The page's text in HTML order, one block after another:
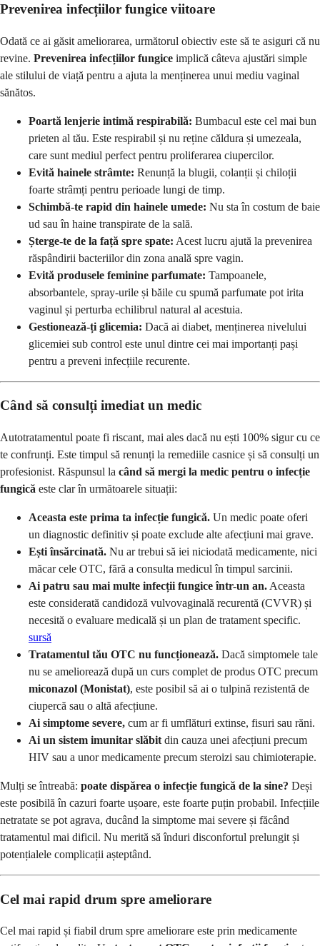
Prevenirea infecțiilor fungice viitoare
Odată ce ai găsit ameliorarea, următorul obiectiv este să te asiguri că nu
revine. Prevenirea infecțiilor fungice implică câteva ajustări simple
ale stilului de viață pentru a ajuta la menținerea unui mediu vaginal
sănătos.
Poartă lenjerie intimă respirabilă: Bumbacul este cel mai bun
prieten al tău. Este respirabil și nu reține căldura și umezeala,
care sunt mediul perfect pentru proliferarea ciupercilor.
Evită hainele strâmte: Renunță la blugii, colanții și chiloții
foarte strâmți pentru perioade lungi de timp.
Schimbă-te rapid din hainele umede: Nu sta în costum de baie
ud sau în haine transpirate de la sală.
Șterge-te de la față spre spate: Acest lucru ajută la prevenirea
răspândirii bacteriilor din zona anală spre vagin.
Evită produsele feminine parfumate: Tampoanele,
absorbantele, spray-urile și băile cu spumă parfumate pot irita
vaginul și perturba echilibrul natural al acestuia.
Gestionează-ți glicemia: Dacă ai diabet, menținerea nivelului
glicemiei sub control este unul dintre cei mai importanți pași
pentru a preveni infecțiile recurente.
Când să consulți imediat un medic
Autotratamentul poate fi riscant, mai ales dacă nu ești 100% sigur cu ce
te confrunți. Este timpul să renunți la remediile casnice și să consulți un
profesionist. Răspunsul la când să mergi la medic pentru o infecție
fungică este clar în următoarele situații:
Aceasta este prima ta infecție fungică. Un medic poate oferi
un diagnostic definitiv și poate exclude alte afecțiuni mai grave.
Ești însărcinată. Nu ar trebui să iei niciodată medicamente, nici
măcar cele OTC, fără a consulta medicul în timpul sarcinii.
Ai patru sau mai multe infecții fungice într-un an. Aceasta
este considerată candidoză vulvovaginală recurentă (CVVR) și
necesită o evaluare medicală și un plan de tratament specific.
sursă
Tratamentul tău OTC nu funcționează. Dacă simptomele tale
nu se ameliorează după un curs complet de produs OTC precum
miconazol (Monistat), este posibil să ai o tulpină rezistentă de
ciupercă sau o altă afecțiune.
Ai simptome severe, cum ar fi umflături extinse, fisuri sau răni.
Ai un sistem imunitar slăbit din cauza unei afecțiuni precum
HIV sau a unor medicamente precum steroizi sau chimioterapie.
Mulți se întreabă: poate dispărea o infecție fungică de la sine? Deși
este posibilă în cazuri foarte ușoare, este foarte puțin probabil. Infecțiile
netratate se pot agrava, ducând la simptome mai severe și făcând
tratamentul mai dificil. Nu merită să înduri disconfortul prelungit și
potențialele complicații așteptând.
Cel mai rapid drum spre ameliorare
Cel mai rapid și fiabil drum spre ameliorare este prin medicamente